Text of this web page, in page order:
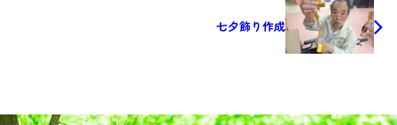
七夕飾り作成